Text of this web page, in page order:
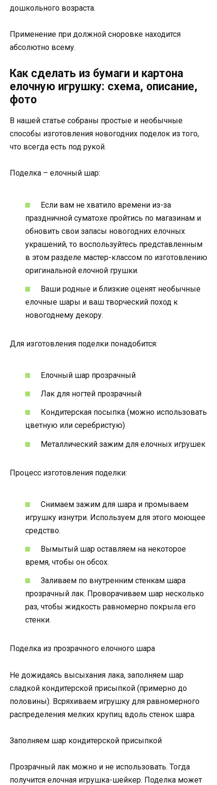
дошкольного возраста.
Применение при должной сноровке находится
абсолютно всему.
Как сделать из бумаги и картона
елочную игрушку: схема, описание,
фото
В нашей статье собраны простые и необычные
способы изготовления новогодних поделок из того,
что всегда есть под рукой.
Поделка – елочный шар:
Если вам не хватило времени из-за
праздничной суматохе пройтись по магазинам и
обновить свои запасы новогодних елочных
украшений, то воспользуйтесь представленным
в этом разделе мастер-классом по изготовлению
оригинальной елочной грушки.
Ваши родные и близкие оценят необычные
елочные шары и ваш творческий поход к
новогоднему декору.
Для изготовления поделки понадобится:
Елочный шар прозрачный
Лак для ногтей прозрачный
Кондитерская посыпка (можно использовать
цветную или серебристую)
Металлический зажим для елочных игрушек
Процесс изготовления поделки:
Снимаем зажим для шара и промываем
игрушку изнутри. Используем для этого моющее
средство.
Вымытый шар оставляем на некоторое
время, чтобы он обсох.
Заливаем по внутренним стенкам шара
прозрачный лак. Проворачиваем шар несколько
раз, чтобы жидкость равномерно покрыла его
стенки.
Поделка из прозрачного елочного шара
Не дожидаясь высыхания лака, заполняем шар
сладкой кондитерской присыпкой (примерно до
половины). Всряхиваем игрушку для равномерного
распределения мелких крупиц вдоль стенок шара.
Заполняем шар кондитерской присыпкой
Прозрачный лак можно и не использовать. Тогда
получится елочная игрушка-шейкер. Поделка может